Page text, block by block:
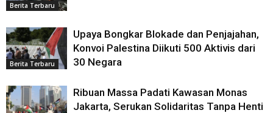
Berita Terbaru
Berita Terbaru
Upaya Bongkar Blokade dan Penjajahan,
Konvoi Palestina Diikuti 500 Aktivis dari
30 Negara
Ribuan Massa Padati Kawasan Monas
Jakarta, Serukan Solidaritas Tanpa Henti